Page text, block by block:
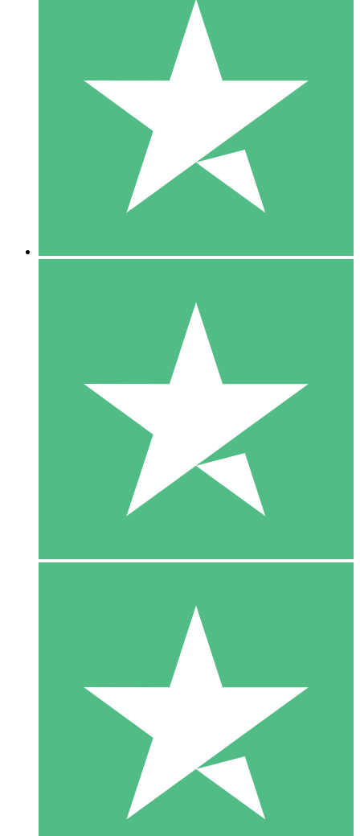
Packs de Crédits Individuels
Payez à l'utilisation avec des crédits de téléchargement. Sans
1 Téléchargement
10 00
10 Téléchargements
20 00